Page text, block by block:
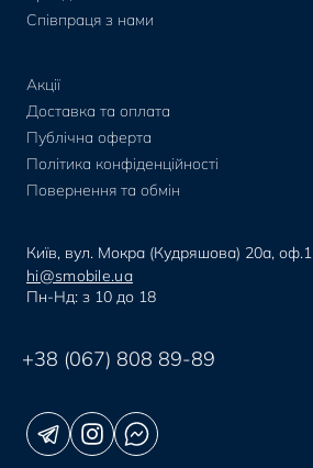
Співпраця з нами
Акції
Доставка та оплата
Публічна оферта
Політика конфіденційності
Повернення та обмін
Київ, вул. Мокра (Кудряшова) 20а, оф.1
hi@smobile.ua
Пн-Нд: з 10 до 18
+38 (067) 808 89-89